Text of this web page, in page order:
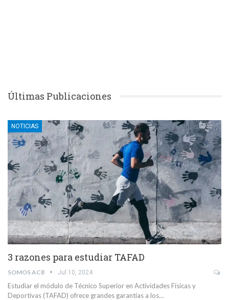
Últimas Publicaciones
NOTICIAS
3 razones para estudiar TAFAD
SOMOS ACB Jul 10, 2024
Estudiar el módulo de Técnico Superior en Actividades Físicas y
Deportivas (TAFAD) ofrece grandes garantías a los…